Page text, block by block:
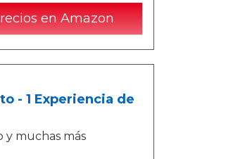
en Amazon
- 1 Experiencia de
y muchas más